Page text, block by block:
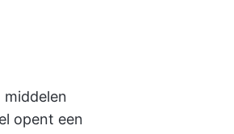
opent een